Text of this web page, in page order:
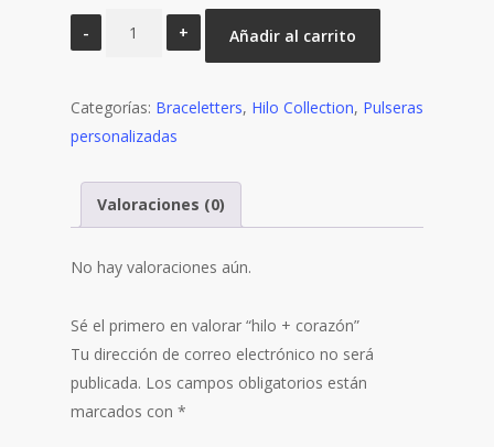
cantidad
Añadir al carrito
Categorías: Braceletters, Hilo Collection, Pulseras
personalizadas
Valoraciones (0)
No hay valoraciones aún.
Sé el primero en valorar “hilo + corazón”
Tu dirección de correo electrónico no será
publicada. Los campos obligatorios están
marcados con *